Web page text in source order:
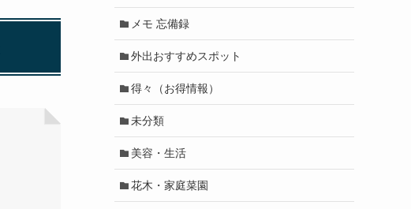
メモ 忘備録
外出おすすめスポット
得々（お得情報）
未分類
美容・生活
花木・家庭菜園